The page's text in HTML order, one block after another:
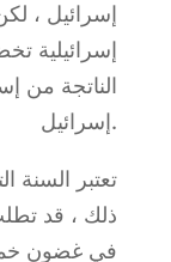
إسرائيل ،
إسرائيلية
الناتجة من
إسرائيل.
تعتبر السنة
ذلك ، قد
في غضون